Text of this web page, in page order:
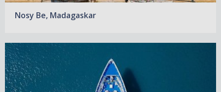
Nosy Be, Madagaskar